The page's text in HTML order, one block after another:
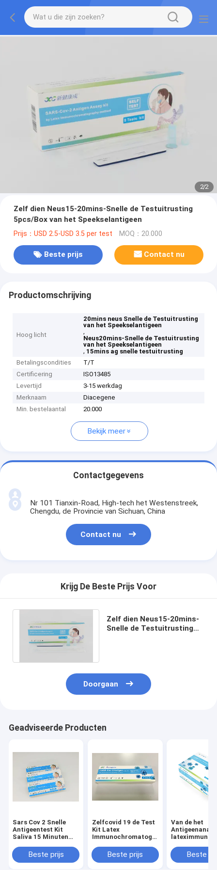
2/2
Zelf dien Neus15-20mins-Snelle de Testuitrusting
5pcs/Box van het Speekselantigeen
Prijs：USD 2.5-USD 3.5 per test MOQ：20.000
Beste prijs Contact nu
Productomschrijving
Hoog licht
20mins neus Snelle de Testuitrusting
van het Speekselantigeen
,
Neus20mins-Snelle de Testuitrusting
van het Speekselantigeen
, 15mins ag snelle testuitrusting
Betalingscondities
T/T
Certificering
ISO13485
Levertijd
3-15 werkdag
Merknaam
Diacegene
Min. bestelaantal
20.000
Bekijk meer
Contactgegevens
Nr 101 Tianxin-Road, High-tech het Westenstreek,
Chengdu, de Provincie van Sichuan, China
Contact nu
Krijg De Beste Prijs Voor
Zelf dien Neus15-20mins-
Snelle de Testuitrusting
Doorgaan
Geadviseerde Producten
Sars Cov 2 Snelle
Antigeentest Kit
Saliva 15 Minuten
Beste prijs
Zelfcovid 19 de Test
Kit Latex
Immunochromatography
Beste prijs
Van de het
Home Test
Beste